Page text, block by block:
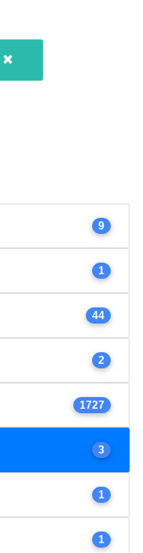
9
1
44
2
1727
3
1
1